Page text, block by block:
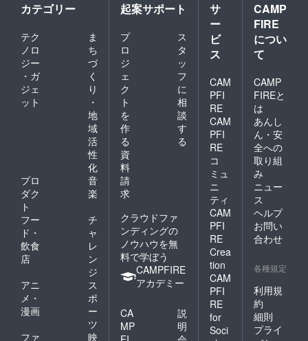
カテゴリー
テク
ノロ
ジー
・ガ
ジェ
ット
ま
ち
づ
く
り
・
地
域
活
性
化
プロ
ダク
ト
音
楽
フー
ド・
飲食
店
チ
ャ
レ
ン
ジ
アニ
メ・
漫画
ス
ポ
ー
ツ
ファ
映
起案サポート
プ
ロ
ジ
ェ
ク
ト
を
作
る
ス
タ
ッ
フ
に
相
談
す
る
資
料
請
求
クラウドファ
ンディングの
ノウハウを無
料で学ぼう
CAMPFIRE
アカデミー
CA
MP
説
明
サ
ー
ビ
ス
CAM
PFI
RE
CAM
PFI
RE
コ
ミュ
ニ
ティ
CAM
PFI
RE
Crea
tion
CAM
PFI
RE
for
Soci
CAMP
FIRE
につい
て
CAMP
FIREと
は
あんし
ん・安
全への
取り組
み
ニュー
ス
ヘルプ
お問い
合わせ
各種規定
利用規
約
細則
プライ